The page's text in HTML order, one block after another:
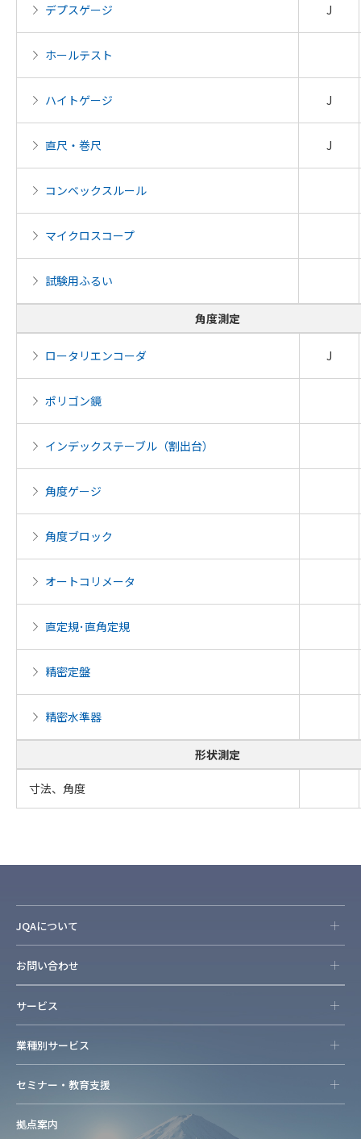
デプスゲージ J
ホールテスト
ハイトゲージ J
直尺・巻尺 J
コンベックスルール
マイクロスコープ
試験用ふるい
角度測定
ロータリエンコーダ J
ポリゴン鏡
インデックステーブル（割出台）
角度ゲージ
角度ブロック
オートコリメータ
直定規･直角定規
精密定盤
精密水準器
形状測定
寸法、角度
JQAについて
お問い合わせ
サービス
業種別サービス
セミナー・教育支援
拠点案内